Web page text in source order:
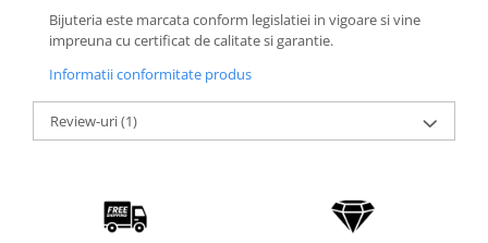
BRĂȚĂRI DE PICIOR
Brățări de picior din Aur
Brățări de picior din Argint
COLIERE
Coliere cu mărgele colorate și
Bijuteria este marcata conform legislatiei in vigoare si vine
impreuna cu certificat de calitate si garantie.
Informatii conformitate produs
Review-uri(1)